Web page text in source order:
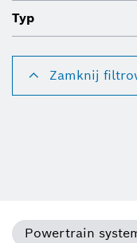
Typ
Zamknij
Powertrain